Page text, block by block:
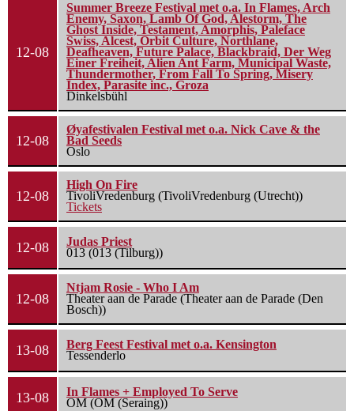
12-08
Summer Breeze Festival met o.a. In Flames, Arch
Enemy, Saxon, Lamb Of God, Alestorm, The
Ghost Inside, Testament, Amorphis, Paleface
Swiss, Alcest, Orbit Culture, Northlane,
Deafheaven, Future Palace, Blackbraid, Der Weg
Einer Freiheit, Alien Ant Farm, Municipal Waste,
Thundermother, From Fall To Spring, Misery
Index, Parasite inc., Groza
Dinkelsbühl
12-08
Øyafestivalen Festival met o.a. Nick Cave & the
Bad Seeds
Oslo
12-08
High On Fire
TivoliVredenburg (TivoliVredenburg (Utrecht))
Tickets
12-08
Judas Priest
013 (013 (Tilburg))
12-08
Ntjam Rosie - Who I Am
Theater aan de Parade (Theater aan de Parade (Den
Bosch))
13-08
Berg Feest Festival met o.a. Kensington
Tessenderlo
13-08
In Flames + Employed To Serve
OM (OM (Seraing))